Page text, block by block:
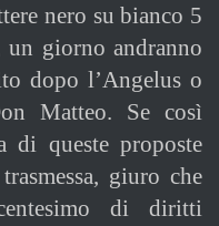
nero su bianco 5
un giorno andranno
dopo l’Angelus o
Matteo. Se così
di queste proposte
giuro che
di diritti